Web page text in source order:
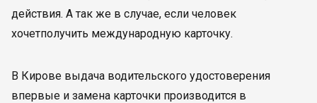
действия. А так же в случае, если человек
хочетполучить международную карточку.
В Кирове выдача водительского удостоверения
впервые и замена карточки производится в